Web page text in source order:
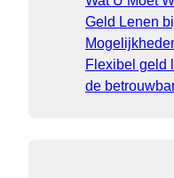
Geld Lenen
Flexibel geld
de